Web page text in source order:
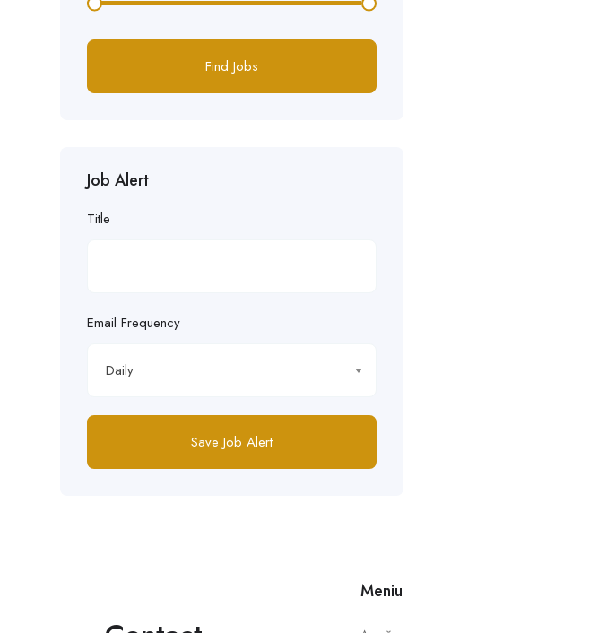
Find Jobs
Job Alert
Title
Email Frequency
Daily
Save Job Alert
Meniu